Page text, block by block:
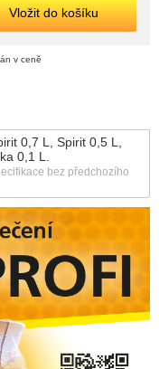
Vložit do košíku
v ceně
0,7 L, Spirit 0,5 L,
0,1 L.
bez předchozího